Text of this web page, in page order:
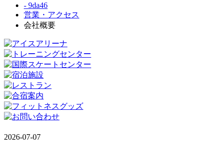
- 9da46
営業・アクセス
会社概要
2026-07-07